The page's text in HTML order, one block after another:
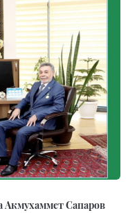
Акмухаммет Сапаров